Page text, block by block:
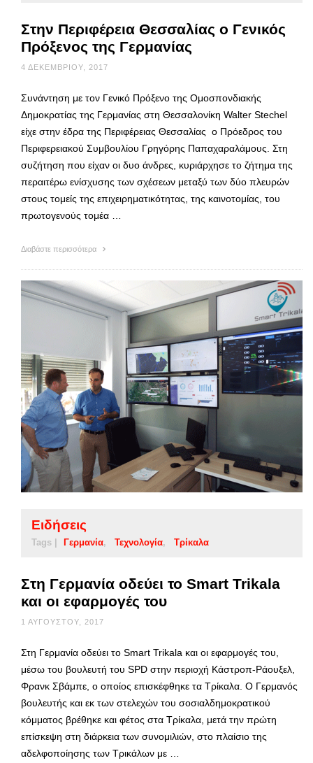
Στην Περιφέρεια Θεσσαλίας ο Γενικός
Πρόξενος της Γερμανίας
4 ΔΕΚΕΜΒΡΊΟΥ, 2017
Συνάντηση με τον Γενικό Πρόξενο της Ομοσπονδιακής
Δημοκρατίας της Γερμανίας στη Θεσσαλονίκη Walter Stechel
είχε στην έδρα της Περιφέρειας Θεσσαλίας ο Πρόεδρος του
Περιφερειακού Συμβουλίου Γρηγόρης Παπαχαραλάμους. Στη
συζήτηση που είχαν οι δυο άνδρες, κυριάρχησε το ζήτημα της
περαιτέρω ενίσχυσης των σχέσεων μεταξύ των δύο πλευρών
στους τομείς της επιχειρηματικότητας, της καινοτομίας, του
πρωτογενούς τομέα …
Διαβάστε περισσότερα
Ειδήσεις
Tags | Γερμανία Τεχνολογία Τρίκαλα
Στη Γερμανία οδεύει το Smart Trikala
και οι εφαρμογές του
1 ΑΥΓΟΎΣΤΟΥ, 2017
Στη Γερμανία οδεύει το Smart Trikala και οι εφαρμογές του,
μέσω του βουλευτή του SPD στην περιοχή Κάστροπ-Ράουξελ,
Φρανκ Σβάμπε, ο οποίος επισκέφθηκε τα Τρίκαλα. Ο Γερμανός
βουλευτής και εκ των στελεχών του σοσιαλδημοκρατικού
κόμματος βρέθηκε και φέτος στα Τρίκαλα, μετά την πρώτη
επίσκεψη στη διάρκεια των συνομιλιών, στο πλαίσιο της
αδελφοποίησης των Τρικάλων με …